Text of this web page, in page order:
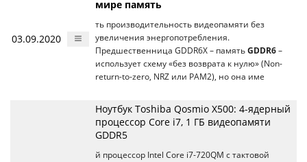
03.09.2020
мире память
ть производительность видеопамяти без
увеличения энергопотребления.
Предшественница GDDR6X – память GDDR6 –
использует схему «без возврата к нулю» (Non-
return-to-zero, NRZ или PAM2), но она име
Ноутбук Toshiba Qosmio X500: 4-ядерный
процессор Core i7, 1 ГБ видеопамяти
GDDR5
й процессор Intel Core i7-720QM c тактовой